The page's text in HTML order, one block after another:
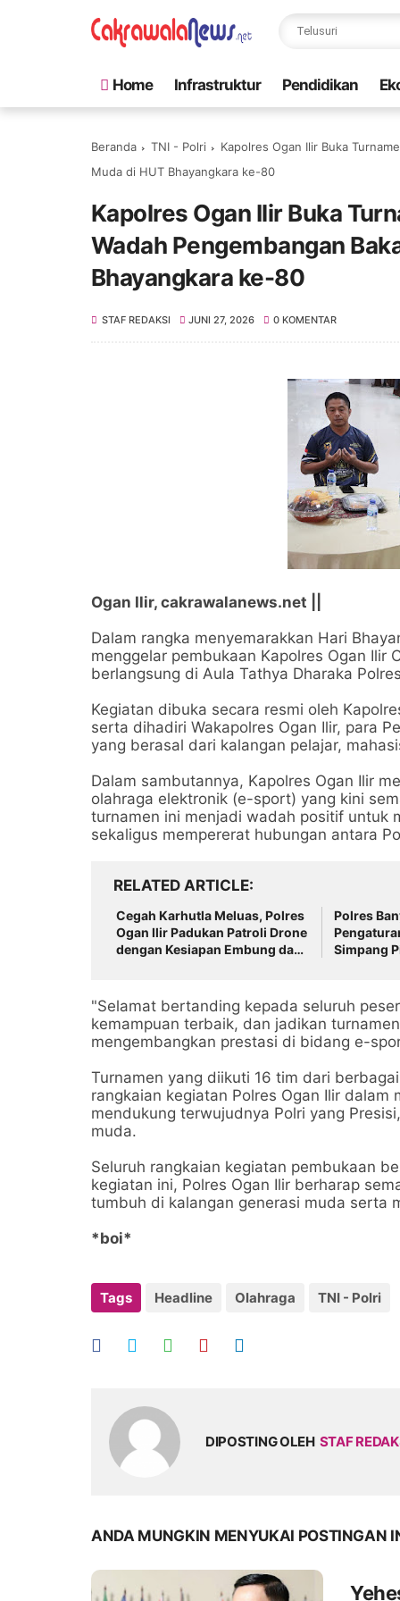
Home Infrastruktur Pendidikan
Beranda TNI - Polri
Kapolres Ogan Ilir Buka
Muda di HUT Bhayangkara ke-80
Kapolres Ogan Ilir Buka
Wadah Pengembangan
Bhayangkara ke-80
STAF REDAKSI JUNI 27, 2026 0 KOMENTAR
Ogan Ilir, cakrawalanews.net ||
Dalam rangka menyemarakkan Hari
menggelar pembukaan Kapolres Ogan Ilir
berlangsung di Aula Tathya Dharaka
Kegiatan dibuka secara resmi oleh
serta dihadiri Wakapolres Ogan Ilir, para
yang berasal dari kalangan pelajar,
Dalam sambutannya, Kapolres Ogan Ilir
olahraga elektronik (e-sport) yang kini
turnamen ini menjadi wadah positif untuk
sekaligus mempererat hubungan antara
RELATED ARTICLE
Cegah Karhutla Meluas, Polres
Ogan Ilir Padukan Patroli Drone
dengan Kesiapan Embung dan
Polres
Simpang
"Selamat bertanding kepada seluruh
kemampuan terbaik, dan jadikan
mengembangkan prestasi di bidang e-
Turnamen yang diikuti 16 tim dari
rangkaian kegiatan Polres Ogan Ilir
mendukung terwujudnya Polri yang
muda.
Seluruh rangkaian kegiatan pembukaan
kegiatan ini, Polres Ogan Ilir berharap
tumbuh di kalangan generasi muda serta
*boi*
Tags Headline Olahraga TNI - Polri
DIPOSTING OLEH STAF
ANDA MUNGKIN MENYUKAI POSTINGAN